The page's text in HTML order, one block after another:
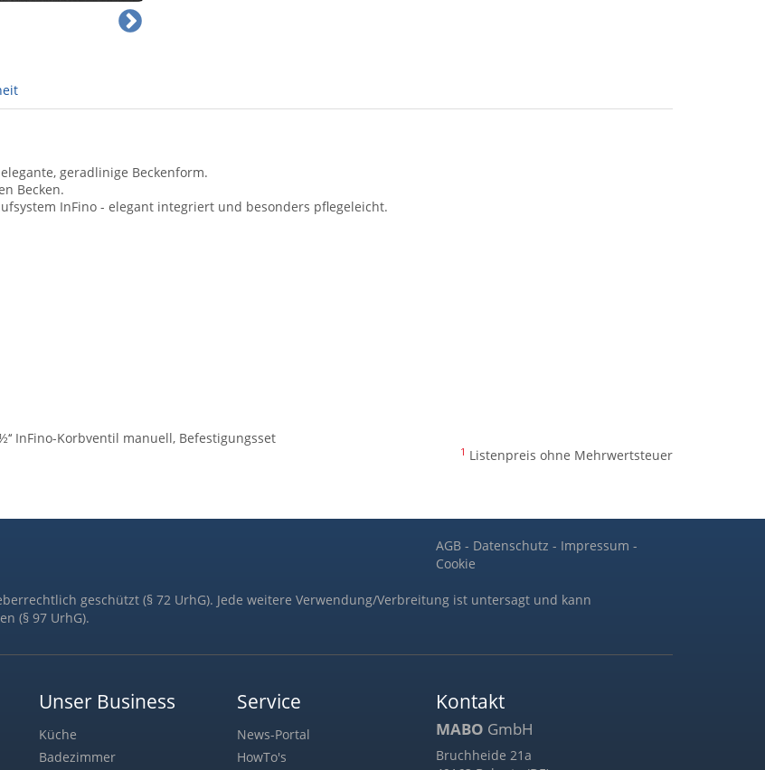
geradlinige Beckenform.
Becken.
InFino - elegant integriert und besonders pflegeleicht.
InFino-Korbventil manuell, Befestigungsset
1 Listenpreis ohne Mehrwertsteuer
AGB- Datenschutz - Impressum -
Cookie
geschützt (§ 72 UrhG). Jede weitere Verwendung/Verbreitung ist untersagt und kann
(§ 97 UrhG).
Unser Business
Küche
Badezimmer
Service
News-Portal
HowTo's
Kontakt
MABO GmbH
Bruchheide 21a